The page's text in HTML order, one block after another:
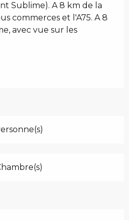
Sublime). A 8 km de la
commerces et l'A75. A 8
avec vue sur les